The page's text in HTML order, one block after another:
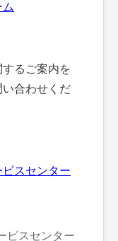
ム
るご案内を
合わせくだ
スセンター
ビスセンター